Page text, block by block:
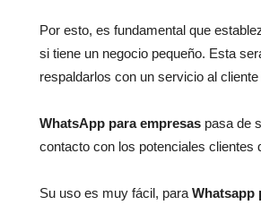
Por esto, es fundamental que
si tiene un negocio pequeño. Esta
respaldarlos con un servicio al
WhatsApp para empresas pasa de
contacto con los potenciales clientes
Su uso es muy fácil, para Whatsapp